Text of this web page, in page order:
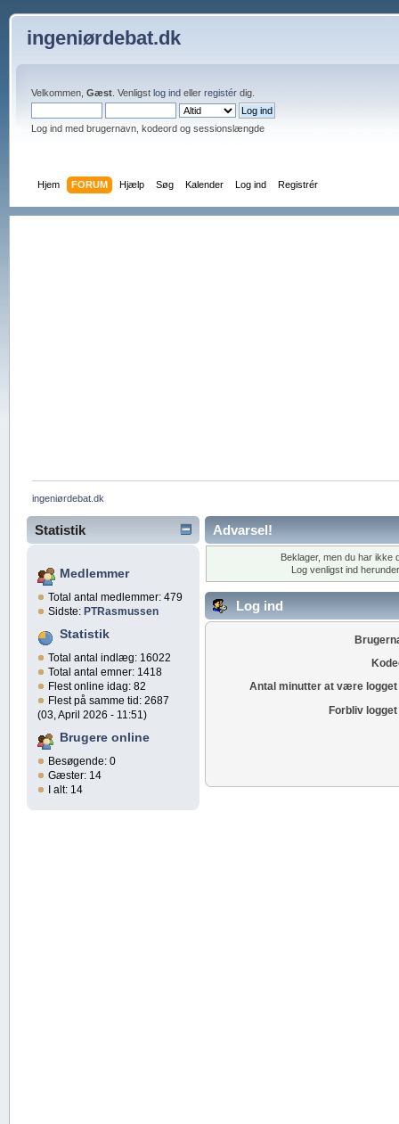
ingeniørdebat.dk
Velkommen, Gæst. Venligst log indeller registérdig.
Log ind med brugernavn, kodeord og sessionslængde
Hjem FORUM Hjælp Søg Kalender Log ind Registrér
ingeniørdebat.dk
Statistik
Medlemmer
Total antal medlemmer: 479
Sidste: PTRasmussen
Statistik
Total antal indlæg: 16022
Total antal emner: 1418
Flest online idag: 82
Flest på samme tid: 2687
(03, April 2026 - 11:51)
Brugere online
Besøgende: 0
Gæster: 14
I alt: 14
Advarsel!
Beklager, men du har ikke
Log venligst ind
Log ind
Antal minutter at være logget
Forbliv